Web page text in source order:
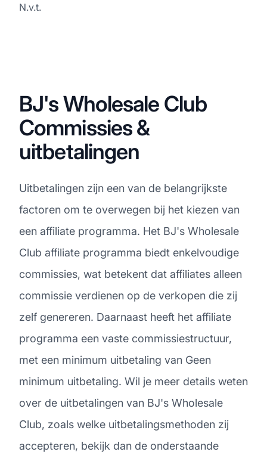
N.v.t.
BJ's Wholesale Club
Commissies &
uitbetalingen
Uitbetalingen zijn een van de belangrijkste
factoren om te overwegen bij het kiezen van
een affiliate programma. Het BJ's Wholesale
Club affiliate programma biedt enkelvoudige
commissies, wat betekent dat affiliates alleen
commissie verdienen op de verkopen die zij
zelf genereren. Daarnaast heeft het affiliate
programma een vaste commissiestructuur,
met een minimum uitbetaling van Geen
minimum uitbetaling. Wil je meer details weten
over de uitbetalingen van BJ's Wholesale
Club, zoals welke uitbetalingsmethoden zij
accepteren, bekijk dan de onderstaande